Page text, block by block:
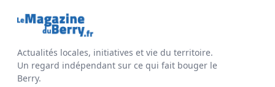
Actualités locales, initiatives et vie du territoire.
Un regard indépendant sur ce qui fait bouger le
Berry.